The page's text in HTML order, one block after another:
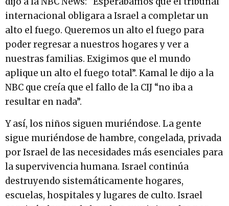
internacional obligara a Israel a completar un
alto el fuego. Queremos un alto el fuego para
poder regresar a nuestros hogares y ver a
nuestras familias. Exigimos que el mundo
aplique un alto el fuego total”. Kamal le dijo a la
NBC que creía que el fallo de la CIJ “no iba a
resultar en nada”.
Y así, los niños siguen muriéndose. La gente
sigue muriéndose de hambre, congelada, privada
por Israel de las necesidades más esenciales para
la supervivencia humana. Israel continúa
destruyendo sistemáticamente hogares,
escuelas, hospitales y lugares de culto. Israel